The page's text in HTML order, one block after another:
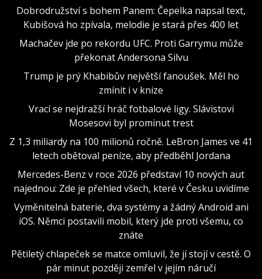
Dobrodružství s bohem Panem: Čepelka napsal text,
Kubišová ho zpívala, melodie je stará přes 400 let
Machačev jde po rekordu UFC. Proti Garrymu může
překonat Andersona Silvu
Trump je prý Khabibův největší fanoušek. Měl ho
zmínit i v knize
Vrací se nejdražší hráč fotbalové ligy. Slávistovi
Mosesovi byl prominut trest
Z 1,3 miliardy na 100 milionů ročně. LeBron James ve 41
letech obětoval peníze, aby předběhl Jordana
Mercedes-Benz v roce 2026 představí 10 nových aut
najednou: Zde je přehled všech, které v Česku uvidíme
Vyměnitelná baterie, dva systémy a žádný Android ani
iOS. Němci postavili mobil, který jde proti všemu, co
znáte
Pětiletý chlapeček se matce omluvil, že jí stojí v cestě. O
pár minut později zemřel v jejím náručí